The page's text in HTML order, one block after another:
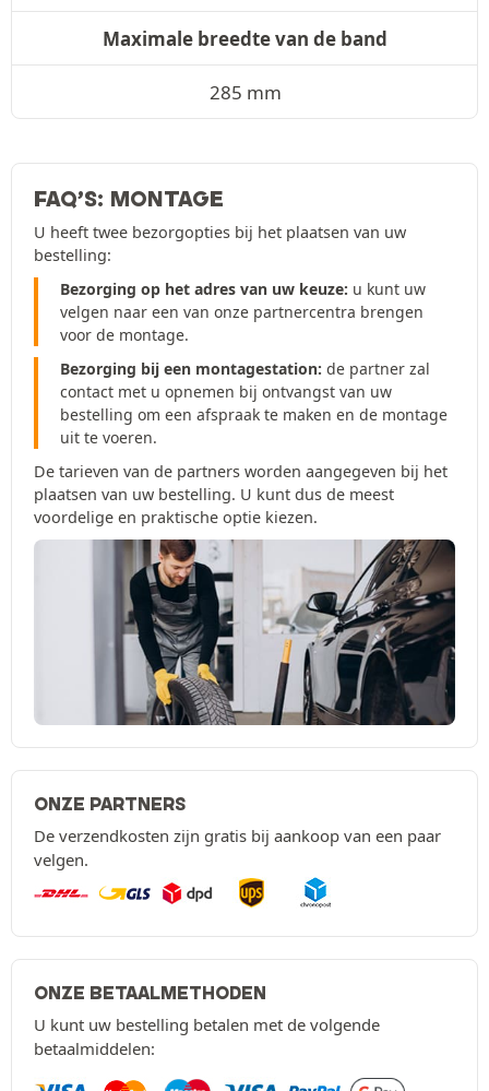
Maximale breedte van de band
285 mm
FAQ’S: MONTAGE
U heeft twee bezorgopties bij het plaatsen van uw
bestelling:
Bezorging op het adres van uw keuze: u kunt uw
velgen naar een van onze partnercentra brengen
voor de montage.
Bezorging bij een montagestation: de partner zal
contact met u opnemen bij ontvangst van uw
bestelling om een afspraak te maken en de montage
uit te voeren.
De tarieven van de partners worden aangegeven bij het
plaatsen van uw bestelling. U kunt dus de meest
voordelige en praktische optie kiezen.
ONZE PARTNERS
De verzendkosten zijn gratis bij aankoop van een paar
velgen.
ONZE BETAALMETHODEN
U kunt uw bestelling betalen met de volgende
betaalmiddelen: